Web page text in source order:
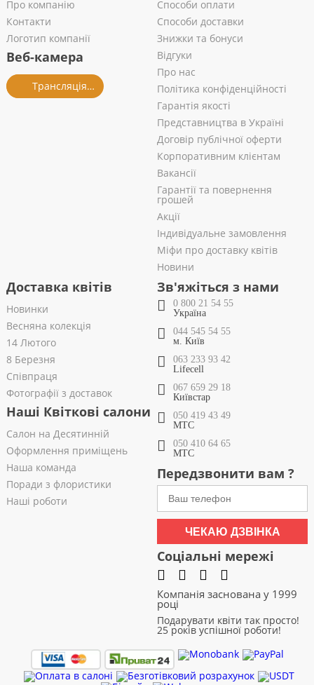
Про компанію
Контакти
Логотип компанії
Веб-камера
Трансляція із салону
Способи оплати
Способи доставки
Знижки та бонуси
Відгуки
Про нас
Політика конфіденційності
Гарантія якості
Представництва в Україні
Договір публічної оферти
Корпоративним клієнтам
Вакансії
Гарантії та повернення
грошей
Акції
Індивідуальне замовлення
Міфи про доставку квітів
Новини
Доставка квітів
Новинки
Весняна колекція
14 Лютого
8 Березня
Співпраця
Фотографії з доставок
Наші Квіткові салони
Салон на Десятинній
Оформлення приміщень
Наша команда
Поради з флористики
Наші роботи
Зв'яжіться з нами
0 800 21 54 55
Україна
044 545 54 55
м. Київ
063 233 93 42
Lifecell
067 659 29 18
Київстар
050 419 43 49
МТС
050 410 64 65
МТС
Передзвонити вам ?
ЧЕКАЮ ДЗВІНКА
Соціальні мережі
Компанія заснована у 1999
році
Подарувати квіти так просто!
25 років успішної роботи!